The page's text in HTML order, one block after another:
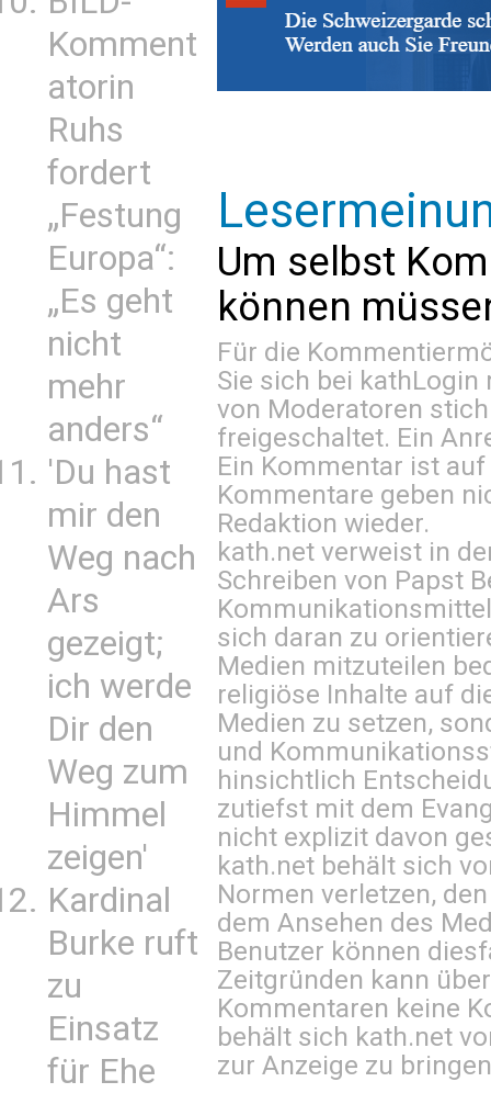
Komment
atorin
Ruhs
fordert
„Festung
Europa“:
„Es geht
nicht
mehr
anders“
'Du hast
mir den
Weg nach
Ars
gezeigt;
ich werde
Dir den
Weg zum
Himmel
zeigen'
Kardinal
Burke ruft
zu
Einsatz
für Ehe
Um selbst
können
Für die
Sie sich bei kathLogin
von Moderatoren
freigeschaltet. Ein
Ein Kommentar ist
Kommentare geben
Redaktion wieder.
kath.net verweist in
Schreiben von Papst
sich daran zu
Medien mitzuteilen
religiöse Inhalte auf
Medien zu setzen,
und
hinsichtlich
zutiefst mit dem
nicht explizit davon
kath.net behält sich
Normen verletzen,
dem Ansehen des
Benutzer können
Zeitgründen kann
Kommentaren keine
behält sich kath.net
zur Anzeige zu